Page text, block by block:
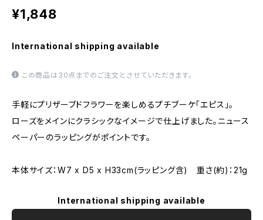
¥1,848
International shipping available
この商品は30点までのご注文とさせていただきます。
手軽にプリザーブドフラワーを楽しめるプチブーケ「エピス」。
ローズをメインにクラシックなイメージで仕上げました。ニュース
ペーパーのラッピングがポイントです。
本体サイズ：W7 x D5 x H33cm(ラッピング含) 重さ(約)：21g
International shipping available